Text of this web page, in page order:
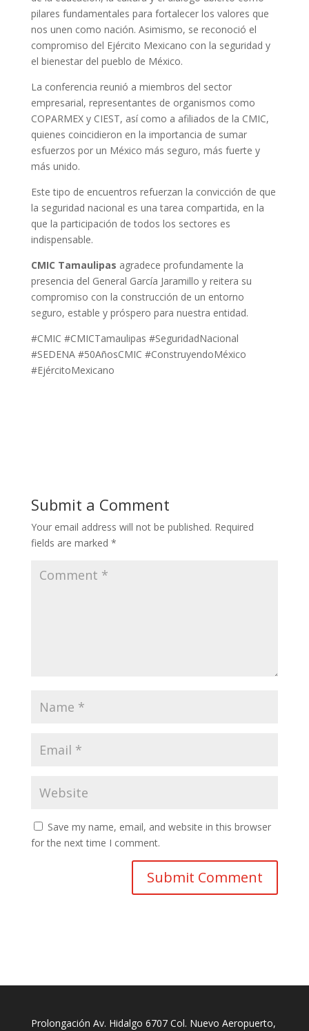
pilares fundamentales para fortalecer los valores que
nos unen como nación. Asimismo, se reconoció el
compromiso del Ejército Mexicano con la seguridad y
el bienestar del pueblo de México.
La conferencia reunió a miembros del sector
empresarial, representantes de organismos como
COPARMEX y CIEST, así como a afiliados de la CMIC,
quienes coincidieron en la importancia de sumar
esfuerzos por un México más seguro, más fuerte y
más unido.
Este tipo de encuentros refuerzan la convicción de que
la seguridad nacional es una tarea compartida, en la
que la participación de todos los sectores es
indispensable.
CMIC Tamaulipas agradece profundamente la
presencia del General García Jaramillo y reitera su
compromiso con la construcción de un entorno
seguro, estable y próspero para nuestra entidad.
#CMIC #CMICTamaulipas #SeguridadNacional
#SEDENA #50AñosCMIC #ConstruyendoMéxico
#EjércitoMexicano
Submit a Comment
Your email address will not be published. Required
fields are marked *
Save my name, email, and website in this browser
for the next time I comment.
Prolongación Av. Hidalgo 6707 Col. Nuevo Aeropuerto,